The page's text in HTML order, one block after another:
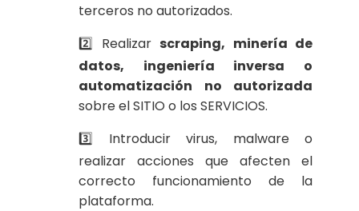
terceros no autorizados.
2️⃣ Realizar scraping, minería de
datos, ingeniería inversa o
automatización no autorizada
sobre el SITIO o los SERVICIOS.
3️⃣ Introducir virus, malware o
realizar acciones que afecten el
correcto funcionamiento de la
plataforma.